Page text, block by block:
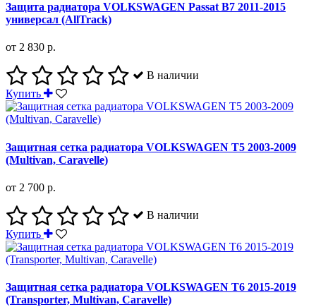
Защита радиатора VOLKSWAGEN Passat B7 2011-2015
универсал (AllTrack)
от 2 830 р.
В наличии
Купить
Защитная сетка радиатора VOLKSWAGEN T5 2003-2009
(Multivan, Caravelle)
от 2 700 р.
В наличии
Купить
Защитная сетка радиатора VOLKSWAGEN T6 2015-2019
(Transporter, Multivan, Caravelle)